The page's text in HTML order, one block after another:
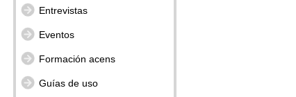
Entrevistas
Eventos
Formación acens
Guías de uso